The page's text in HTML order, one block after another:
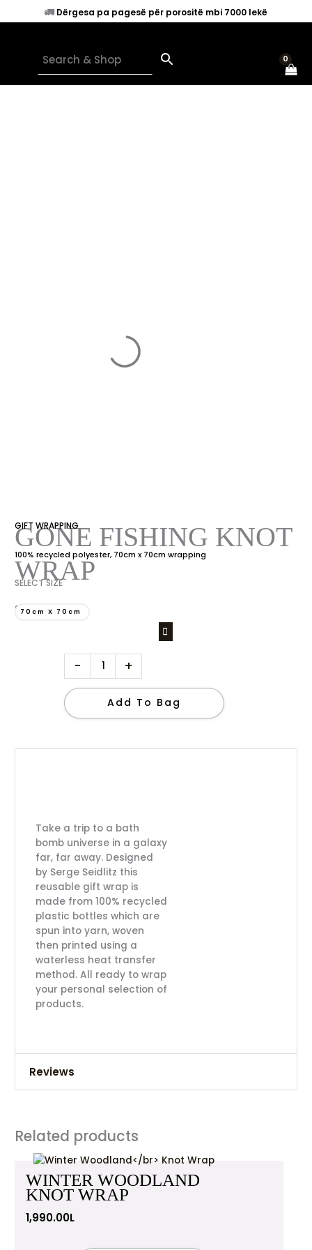
to
🚛Dërgesa pa pagesë për porositë mbi 7000 lekë
GONE FISHING KNOT
WRAP
800.00 L
GIFT WRAPPING
100% recycled polyester, 70cm x 70cm wrapping
SELECT SIZE
70cm X 70cm
-
Gone
Fishing
Knot
Wrap
+
Add To Bag
Take a trip to a bath
bomb universe in a galaxy
far, far away. Designed
by Serge Seidlitz this
reusable gift wrap is
made from 100% recycled
plastic bottles which are
spun into yarn, woven
then printed using a
waterless heat transfer
method. All ready to wrap
your personal selection of
products.
Reviews
Be the first to review “Gone Fishing Knot
Your email address will not be published.
fields are marked*
Related products
WINTER WOODLAND
KNOT WRAP
1,990.00L